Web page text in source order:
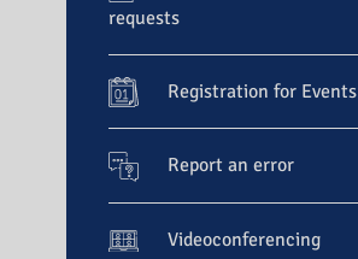
requests
Registration for Events
Report an error
Videoconferencing